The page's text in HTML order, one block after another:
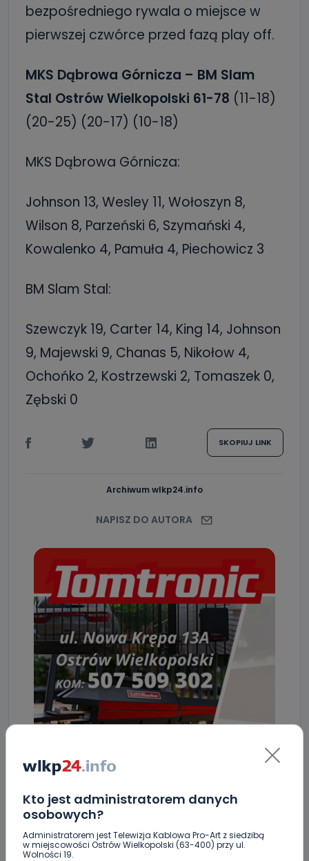
Kto jest administratorem danych
osobowych?
Administratorem jest Telewizja Kablowa Pro-Art z siedzibą
w miejscowości Ostrów Wielkopolski (63-400) przy ul.
Wolności 19.
bezpośredniego rywala o miejsce w
pierwszej czwórce przed fazą play off.
MKS Dąbrowa Górnicza – BM Slam
Stal Ostrów Wielkopolski 61-78 (11-18)
(20-25) (20-17) (10-18)
MKS Dąbrowa Górnicza:
Johnson 13, Wesley 11, Wołoszyn 8,
Wilson 8, Parzeński 6, Szymański 4,
Kowalenko 4, Pamuła 4, Piechowicz 3
BM Slam Stal:
Szewczyk 19, Carter 14, King 14, Johnson
9, Majewski 9, Chanas 5, Nikołow 4,
Ochońko 2, Kostrzewski 2, Tomaszek 0,
Zębski 0
SKOPIUJ LINK
Archiwum wlkp24.info
NAPISZ DO AUTORA
ZOBACZ TAKŻE